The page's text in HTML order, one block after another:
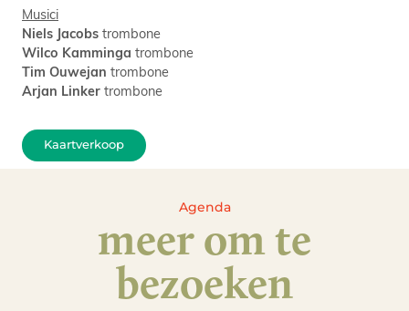
Musici
Niels Jacobs trombone
Wilco Kamminga trombone
Tim Ouwejan trombone
Arjan Linker trombone
Kaartverkoop
Agenda
meer om te
bezoeken